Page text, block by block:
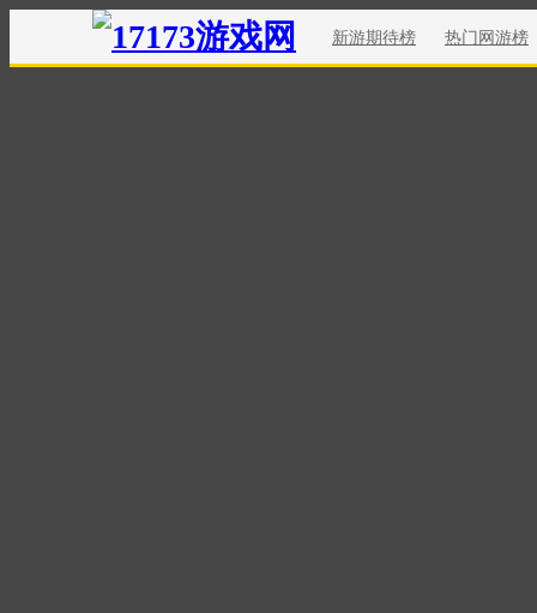
新游期待榜 热门网游榜